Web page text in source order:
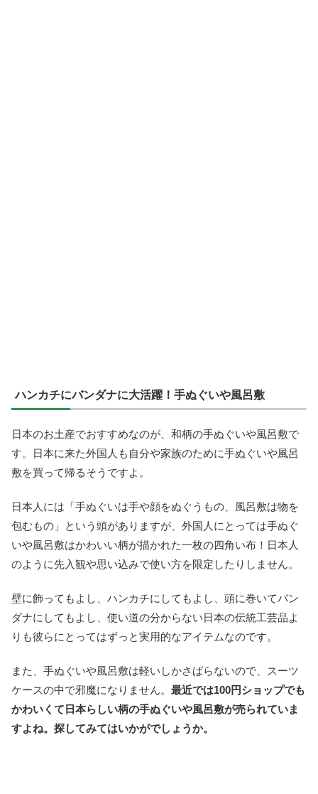
ハンカチにバンダナに大活躍！手ぬぐいや風呂敷
日本のお土産でおすすめなのが、和柄の手ぬぐいや風呂敷で
す。日本に来た外国人も自分や家族のために手ぬぐいや風呂
敷を買って帰るそうですよ。
日本人には「手ぬぐいは手や顔をぬぐうもの、風呂敷は物を
包むもの」という頭がありますが、外国人にとっては手ぬぐ
いや風呂敷はかわいい柄が描かれた一枚の四角い布！日本人
のように先入観や思い込みで使い方を限定したりしません。
壁に飾ってもよし、ハンカチにしてもよし、頭に巻いてバン
ダナにしてもよし、使い道の分からない日本の伝統工芸品よ
りも彼らにとってはずっと実用的なアイテムなのです。
また、手ぬぐいや風呂敷は軽いしかさばらないので、スーツ
ケースの中で邪魔になりません。 最近では100円ショップでも
かわいくて日本らしい柄の手ぬぐいや風呂敷が売られていま
すよね。探してみてはいかがでしょうか。